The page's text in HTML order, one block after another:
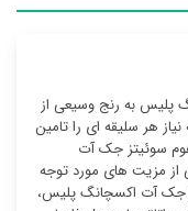
پلیس به رنج وسیعی از
هر سلیقه ای را تامین
سوئیتز جک آت
مزیت های مورد توجه
جک آت اکسچانگ پلیس،